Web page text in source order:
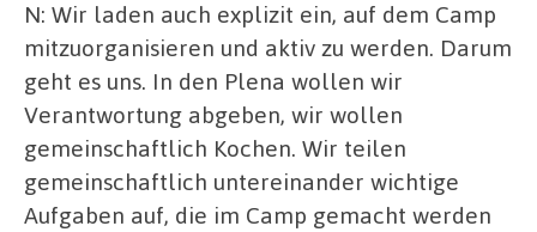
N: Wir laden auch explizit ein, auf dem Camp
mitzuorganisieren und aktiv zu werden. Darum
geht es uns. In den Plena wollen wir
Verantwortung abgeben, wir wollen
gemeinschaftlich Kochen. Wir teilen
gemeinschaftlich untereinander wichtige
Aufgaben auf, die im Camp gemacht werden